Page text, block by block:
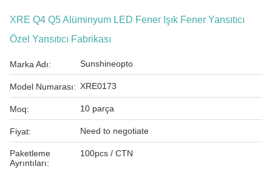
XRE Q4 Q5 Alüminyum LED Fener Işık Fener Yansıtıcı
Özel Yansıtıcı Fabrikası
Marka Adı: Sunshineopto
Model Numarası: XRE0173
Moq: 10 parça
Fiyat: Need to negotiate
Paketleme
Ayrıntıları:
100pcs / CTN